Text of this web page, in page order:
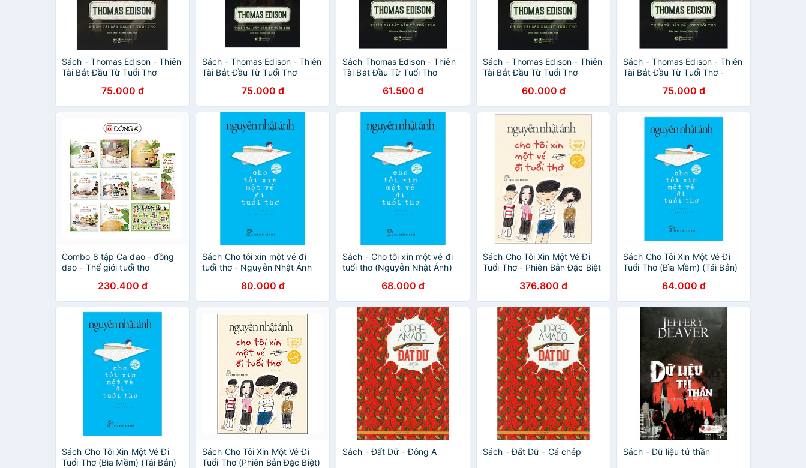
Sách - Thomas Edison - Thiên
Tài Bắt Đầu Từ Tuổi Thơ
75.000 đ
Sách - Thomas Edison - Thiên
Tài Bắt Đầu Từ Tuổi Thơ
75.000 đ
Sách Thomas Edison - Thiên
Tài Bắt Đầu Từ Tuổi Thơ
61.500 đ
Sách - Thomas Edison - Thiên
Tài Bắt Đầu Từ Tuổi Thơ
60.000 đ
Sách - Thomas Edison - Thiên
Tài Bắt Đầu Từ Tuổi Thơ -
75.000 đ
Combo 8 tập Ca dao - đồng
dao - Thế giới tuổi thơ
230.400 đ
Sách Cho tôi xin một vé đi
tuổi thơ - Nguyễn Nhật Ánh
80.000 đ
Sách - Cho tôi xin một vé đi
tuổi thơ (Nguyễn Nhật Ánh)
68.000 đ
Sách Cho Tôi Xin Một Vé Đi
Tuổi Thơ - Phiên Bản Đặc Biệt
376.800 đ
Sách Cho Tôi Xin Một Vé Đi
Tuổi Thơ (Bìa Mềm) (Tái Bản)
64.000 đ
Sách Cho Tôi Xin Một Vé Đi
Tuổi Thơ (Bìa Mềm) (Tái Bản)
Sách Cho Tôi Xin Một Vé Đi
Tuổi Thơ (Phiên Bản Đặc Biệt)
Sách - Đất Dữ - Đông A Sách - Đất Dữ - Cá chép Sách - Dữ liệu tử thần